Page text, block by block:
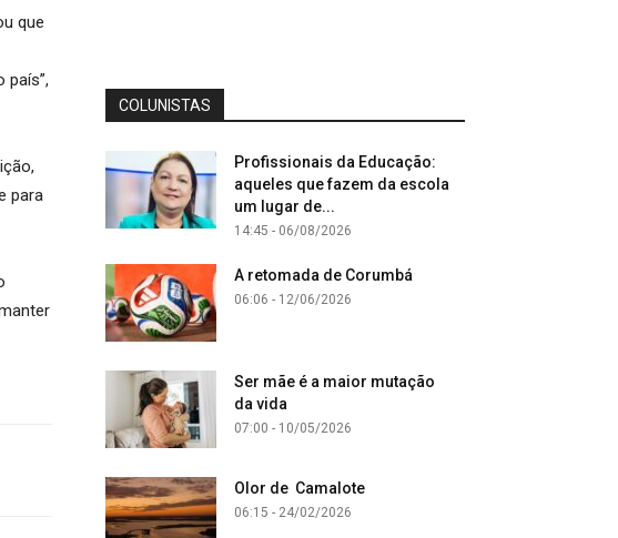
que
país”,
para
COLUNISTAS
Profissionais da Educação:
aqueles que fazem da escola
um lugar de...
14:45 - 06/08/2026
A retomada de Corumbá
06:06 - 12/06/2026
Ser mãe é a maior mutação
da vida
07:00 - 10/05/2026
Olor de Camalote
06:15 - 24/02/2026